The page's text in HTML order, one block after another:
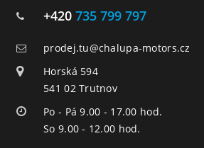
+420 735 799 797
prodej.tu@chalupa-motors.cz
Horská 594
541 02 Trutnov
Po - Pá 9.00 - 17.00 hod.
So 9.00 - 12.00 hod.